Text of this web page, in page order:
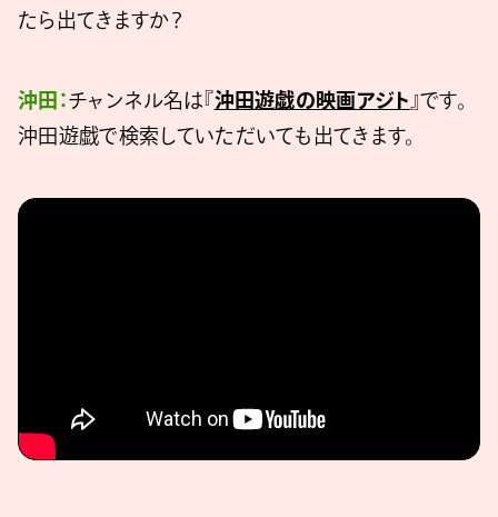
たら出てきますか？
沖田：チャンネル名は『 沖田遊戯の映画アジト 』です。
沖田遊戯で検索していただいても出てきます。